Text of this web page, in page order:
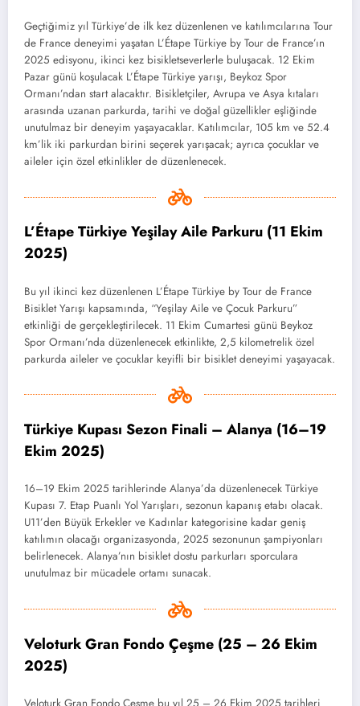
Geçtiğimiz yıl Türkiye’de ilk kez düzenlenen ve katılımcılarına Tour
de France deneyimi yaşatan L’Étape Türkiye by Tour de France’ın
2025 edisyonu, ikinci kez bisikletseverlerle buluşacak. 12 Ekim
Pazar günü koşulacak L’Étape Türkiye yarışı, Beykoz Spor
Ormanı’ndan start alacaktır. Bisikletçiler, Avrupa ve Asya kıtaları
arasında uzanan parkurda, tarihi ve doğal güzellikler eşliğinde
unutulmaz bir deneyim yaşayacaklar. Katılımcılar, 105 km ve 52.4
km’lik iki parkurdan birini seçerek yarışacak; ayrıca çocuklar ve
aileler için özel etkinlikler de düzenlenecek.
L’Étape Türkiye Yeşilay Aile Parkuru (11 Ekim
2025)
Bu yıl ikinci kez düzenlenen L’Étape Türkiye by Tour de France
Bisiklet Yarışı kapsamında, “Yeşilay Aile ve Çocuk Parkuru”
etkinliği de gerçekleştirilecek. 11 Ekim Cumartesi günü Beykoz
Spor Ormanı’nda düzenlenecek etkinlikte, 2,5 kilometrelik özel
parkurda aileler ve çocuklar keyifli bir bisiklet deneyimi yaşayacak.
Türkiye Kupası Sezon Finali – Alanya (16–19
Ekim 2025)
16–19 Ekim 2025 tarihlerinde Alanya’da düzenlenecek Türkiye
Kupası 7. Etap Puanlı Yol Yarışları, sezonun kapanış etabı olacak.
U11’den Büyük Erkekler ve Kadınlar kategorisine kadar geniş
katılımın olacağı organizasyonda, 2025 sezonunun şampiyonları
belirlenecek. Alanya’nın bisiklet dostu parkurları sporculara
unutulmaz bir mücadele ortamı sunacak.
Veloturk Gran Fondo Çeşme (25 – 26 Ekim
2025)